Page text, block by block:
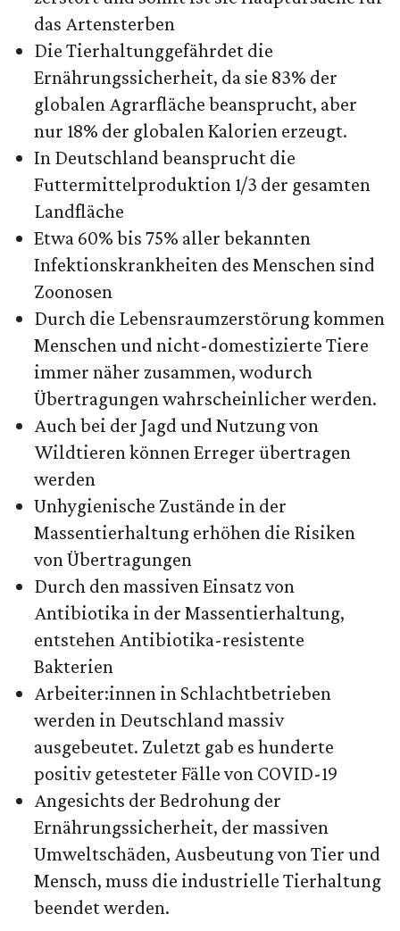
das Artensterben
Die Tierhaltunggefährdet die
Ernährungssicherheit, da sie 83% der
globalen Agrarfläche beansprucht, aber
nur 18% der globalen Kalorien erzeugt.
In Deutschland beansprucht die
Futtermittelproduktion 1/3 der gesamten
Landfläche
Etwa 60% bis 75% aller bekannten
Infektionskrankheiten des Menschen sind
Zoonosen
Durch die Lebensraumzerstörung kommen
Menschen und nicht-domestizierte Tiere
immer näher zusammen, wodurch
Übertragungen wahrscheinlicher werden.
Auch bei der Jagd und Nutzung von
Wildtieren können Erreger übertragen
werden
Unhygienische Zustände in der
Massentierhaltung erhöhen die Risiken
von Übertragungen
Durch den massiven Einsatz von
Antibiotika in der Massentierhaltung,
entstehen Antibiotika-resistente
Bakterien
Arbeiter:innen in Schlachtbetrieben
werden in Deutschland massiv
ausgebeutet. Zuletzt gab es hunderte
positiv getesteter Fälle von COVID-19
Angesichts der Bedrohung der
Ernährungssicherheit, der massiven
Umweltschäden, Ausbeutung von Tier und
Mensch, muss die industrielle Tierhaltung
beendet werden.